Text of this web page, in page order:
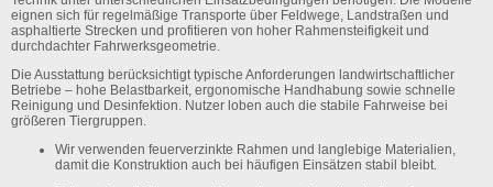
eignen sich für regelmäßige Transporte über Feldwege, Landstraßen und
asphaltierte Strecken und profitieren von hoher Rahmensteifigkeit und
durchdachter Fahrwerksgeometrie.
Die Ausstattung berücksichtigt typische Anforderungen landwirtschaftlicher
Betriebe – hohe Belastbarkeit, ergonomische Handhabung sowie schnelle
Reinigung und Desinfektion. Nutzer loben auch die stabile Fahrweise bei
größeren Tiergruppen.
Wir verwenden feuerverzinkte Rahmen und langlebige Materialien,
damit die Konstruktion auch bei häufigen Einsätzen stabil bleibt.